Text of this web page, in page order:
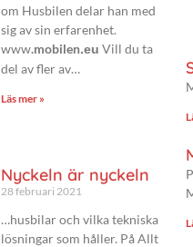
om Husbilen delar han med
sig av sin erfarenhet.
www.mobilen.eu Vill du ta
del av fler av…
Läs mer »
Nyckeln är nyckeln
28 februari 2021
…husbilar och vilka tekniska
lösningar som håller. På Allt